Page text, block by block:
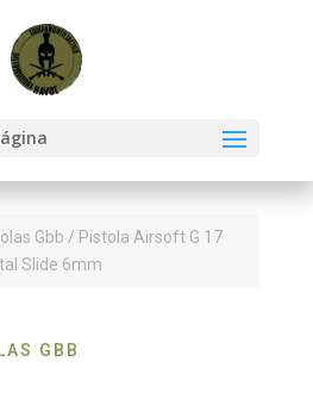
Gbb / Pistola Airsoft G 17
Slide 6mm
GBB